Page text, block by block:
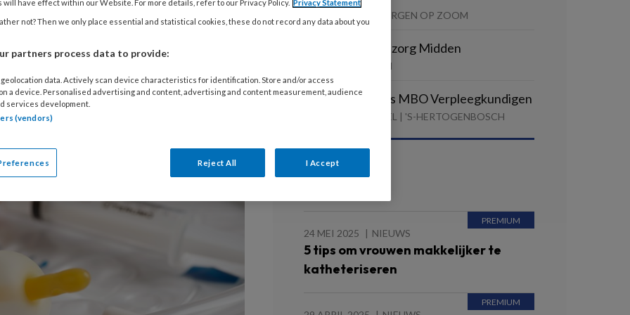
weekend twee keer een katheter
balloninhoud. Beide keren zat ik
mét gevulde ballon er zo weer
TANTELOUISE | BERGEN OP ZOOM
Helpende Thuiszorg Midden
SAMEN | SCHAGEN
Opleidingsplaats MBO Verpleegkundigen
REINIER VAN ARKEL | 'S-HERTOGENBOSCH
Lees ook
24 MEI 2025 NIEUWS
5 tips om vrouwen makkelijker te
katheteriseren
will have effect within our Website. For more details, refer to our Privacy Policy. Privacy Statement
not? Then we only place essential and statistical cookies, these do not record any data about you
partners process data to provide:
data. Actively scan device characteristics for identification. Store and/or access
a device. Personalised advertising and content, advertising and content measurement, audience
services development.
(vendors)
Reject All I Accept